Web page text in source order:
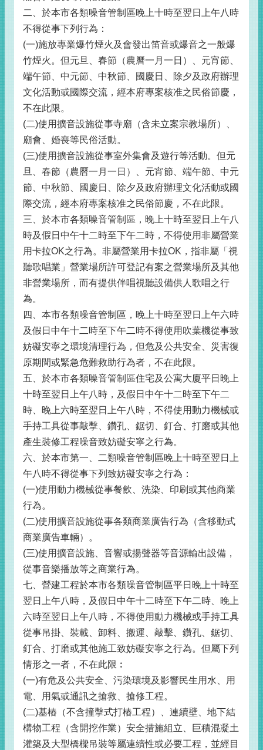
二、於本市各類噪音管制區晚上十時至翌日上午八時
不得從事下列行為：
(一)施放專業爆竹煙火及會發出笛音或爆音之一般爆
竹煙火。但元旦、春節（農曆一月一日）、元宵節、
端午節、中元節、中秋節、國慶日、除夕及政府辦理
文化活動或國際交流，經本府專案核准之民俗節慶，
不在此限。
(二)使用擴音設施從事寺廟（含未立案宗教場所）、
廟會、婚喪等民俗活動。
(三)使用擴音設施從事室外集會及遊行等活動。但元
旦、春節（農曆一月一日）、元宵節、端午節、中元
節、中秋節、國慶日、除夕及政府辦理文化活動或國
際交流，經本府專案核准之民俗節慶，不在此限。
三、於本市各類噪音管制區，晚上十時至翌日上午八
時及假日中午十二時至下午二時，不得使用非屬營業
用卡拉OK之行為。非屬營業用卡拉OK，指非屬「視
聽歌唱業」營業場所許可登記有案之營業場所及其他
非營業場所，而有提供伴唱視聽設備供人歌唱之行
為。
四、本市各類噪音管制區，晚上十時至翌日上午六時
及假日中午十二時至下午二時不得使用吹葉機從事致
妨礙安寧之環境清理行為，但危及公共安全、災害復
原期間或緊急危難救助行為者，不在此限。
五、於本市各類噪音管制區住宅及公寓大廈平日晚上
十時至翌日上午八時，及假日中午十二時至下午二
時、晚上六時至翌日上午八時，不得使用動力機械或
手持工具從事敲擊、鑽孔、鋸切、釘合、打磨或其他
產生裝修工程噪音致妨礙安寧之行為。
六、於本市第一、二類噪音管制區晚上十時至翌日上
午八時不得從事下列致妨礙安寧之行為：
(一)使用動力機械從事餐飲、洗染、印刷或其他商業
行為。
(二)使用擴音設施從事各類商業廣告行為（含移動式
商業廣告車輛）。
(三)使用擴音設施、音響或揚聲器等音源輸出設備，
從事音樂播放等之商業行為。
七、營建工程於本市各類噪音管制區平日晚上十時至
翌日上午八時，及假日中午十二時至下午二時、晚上
六時至翌日上午八時，不得使用動力機械或手持工具
從事吊掛、裝載、卸料、搬運、敲擊、鑽孔、鋸切、
釘合、打磨或其他施工致妨礙安寧之行為。但屬下列
情形之一者，不在此限︰
(一)有危及公共安全、污染環境及影響民生用水、用
電、用氣或通訊之搶救、搶修工程。
(二)基樁（不含撞擊式打樁工程）、連續壁、地下結
構物工程（含開挖作業）安全措施組立、巨積混凝土
灌築及大型橋樑吊裝等屬連續性或必要工程，並經目